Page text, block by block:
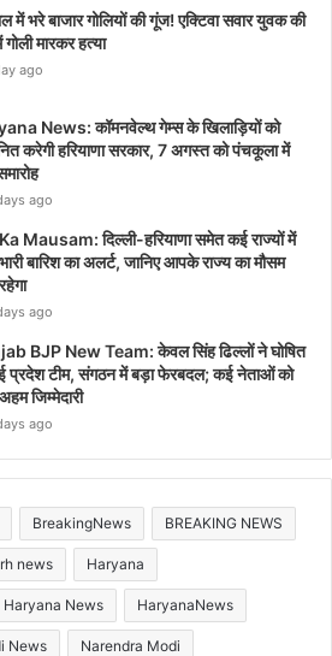
में भरे बाजार गोलियों की गूंज! एक्टिवा सवार युवक की
गोली मारकर हत्या
ago
News: कॉमनवेल्थ गेम्स के खिलाड़ियों को
करेगी हरियाणा सरकार, 7 अगस्त को पंचकूला में
ago
Mausam: दिल्ली-हरियाणा समेत कई राज्यों में
बारिश का अलर्ट, जानिए आपके राज्य का मौसम
ago
BJP New Team: केवल सिंह ढिल्लों ने घोषित
प्रदेश टीम, संगठन में बड़ा फेरबदल; कई नेताओं को
जिम्मेदारी
ago
BreakingNews BREAKING NEWS
news Haryana
Haryana News HaryanaNews
News Narendra Modi